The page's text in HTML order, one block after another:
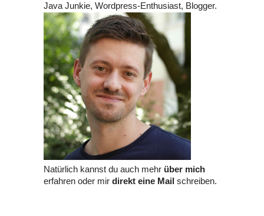
Java Junkie, Wordpress-Enthusiast, Blogger.
Natürlich kannst du auch mehr über mich
erfahren oder mir direkt eine Mailschreiben.